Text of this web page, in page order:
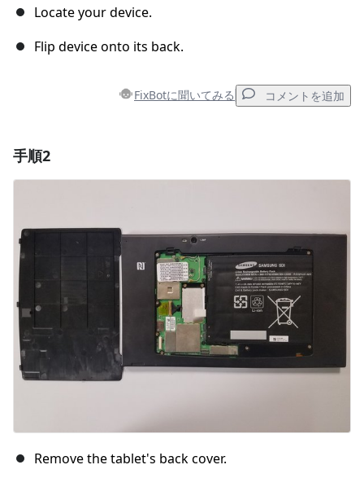
Locate your device.
Flip device onto its back.
FixBotに聞いてみる コメントを追加
キャンセル コメントを投稿
手順2
Remove the tablet's back cover.